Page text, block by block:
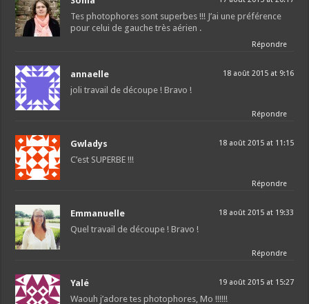
Tes photophores sont superbes !!! J’ai une préférence
pour celui de gauche très aérien .
Répondre
annaelle 18 août 2015 at 9:16
joli travail de découpe ! Bravo !
Répondre
Gwladys 18 août 2015 at 11:15
C’est SUPERBE !!!
Répondre
Emmanuelle 18 août 2015 at 19:33
Quel travail de découpe ! Bravo !
Répondre
Yalé 19 août 2015 at 15:27
Waouh j’adore tes photophores, Mo !!!!!!